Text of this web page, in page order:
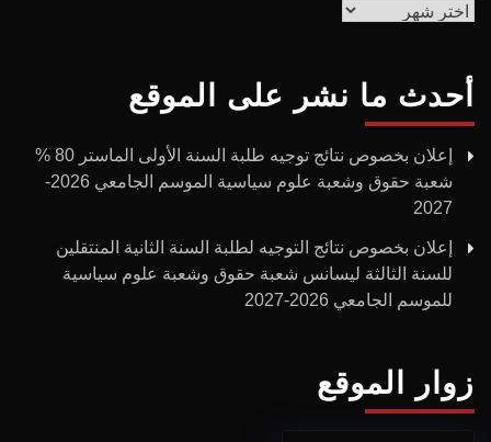
الأرشيف
أحدث ما نشر على الموقع
إعلان بخصوص نتائج توجيه طلبة السنة الأولى الماستر 80 %
شعبة حقوق وشعبة علوم سياسية الموسم الجامعي 2026-
2027
إعلان بخصوص نتائج التوجيه لطلبة السنة الثانية المنتقلين
للسنة الثالثة ليسانس شعبة حقوق وشعبة علوم سياسية
للموسم الجامعي 2026-2027
زوار الموقع